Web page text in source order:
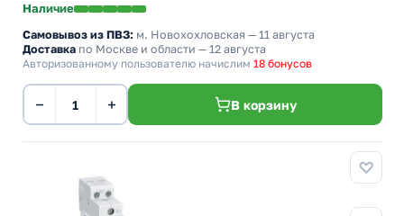
Наличие
Самовывоз из ПВЗ: м. Новохохловская — 11 августа
Доставка по Москве и области — 12 августа
Авторизованному пользователю начислим 18 бонусов
− + В корзину